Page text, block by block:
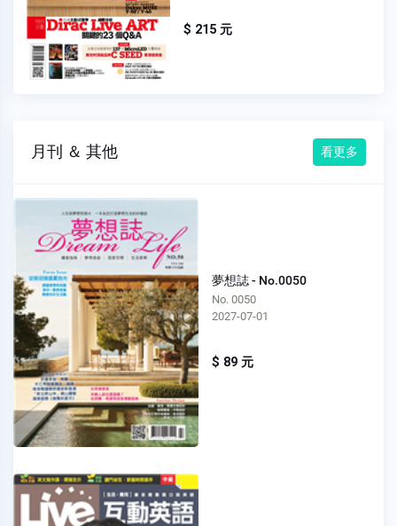
$ 215 元
月刊 ＆ 其他 看更多
夢想誌 - No.0050
No. 0050
2027-07-01
$ 89 元